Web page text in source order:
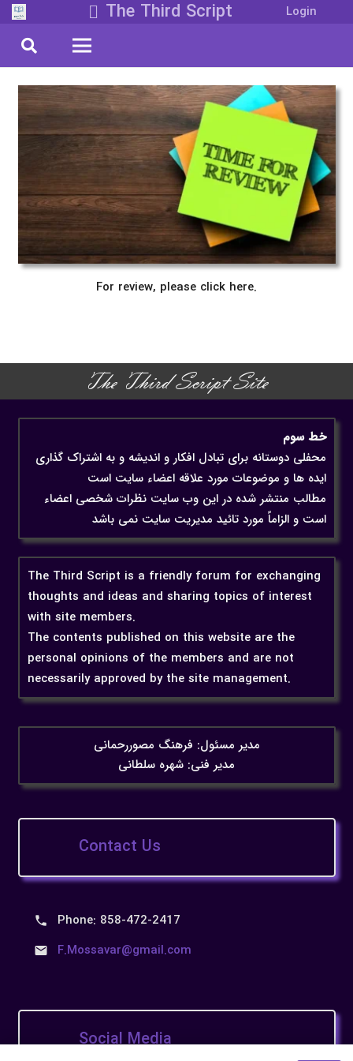
The Third Script Login
For review, please click here.
The Third Script Site
خط سوم
محفلی دوستانه برای تبادل افکار و اندیشه و به اشتراک گذاری
ایده ها و موضوعات مورد علاقه اعضاء سایت است
مطالب منتشر شده در این وب سایت نظرات شخصی اعضاء
است و الزاماً مورد تائید مدیریت سایت نمی باشد
The Third Script is a friendly forum for exchanging
thoughts and ideas and sharing topics of interest
with site members.
The contents published on this website are the
personal opinions of the members and are not
necessarily approved by the site management.
مدیر مسئول: فرهنگ مصوررحمانی
مدیر فنی: شهره سلطانی
Contact Us
Phone: 858-472-2417
F.Mossavar@gmail.com
Social Media